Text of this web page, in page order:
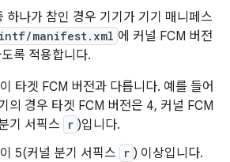
하나가 참인 경우 기기가 기기 매니페스
manifest.xml 에 커널 FCM 버전
록 적용합니다.
타겟 FCM 버전과 다릅니다. 예를 들어
의 경우 타겟 FCM 버전은 4, 커널 FCM
기 서픽스
r )입니다.
5(커널 분기 서픽스
r ) 이상입니다.